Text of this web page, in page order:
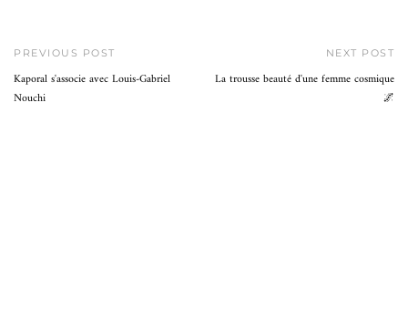
PREVIOUS POST
Kaporal s'associe avec Louis-Gabriel
Nouchi
NEXT POST
La trousse beauté d'une femme cosmique
🌌